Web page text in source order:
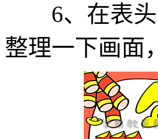
6、在表头写
整理一下画面